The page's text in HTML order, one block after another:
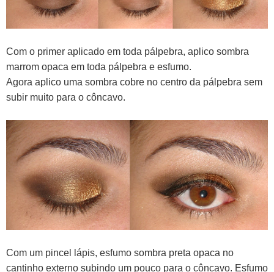
Com o primer aplicado em toda pálpebra, aplico sombra
marrom opaca em toda pálpebra e esfumo.
Agora aplico uma sombra cobre no centro da pálpebra sem
subir muito para o côncavo.
Com um pincel lápis, esfumo sombra preta opaca no
cantinho externo subindo um pouco para o côncavo. Esfumo